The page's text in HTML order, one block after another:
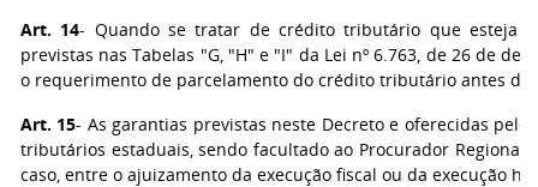
Art. 14- Quando se tratar de crédito tributário que esteja
previstas nas Tabelas "G, "H" e "I" da Lei nº 6.763, de 26 de
o requerimento de parcelamento do crédito tributário antes do
Art. 15- As garantias previstas neste Decreto e oferecidas
tributários estaduais, sendo facultado ao Procurador Regional
caso, entre o ajuizamento da execução fiscal ou da execução